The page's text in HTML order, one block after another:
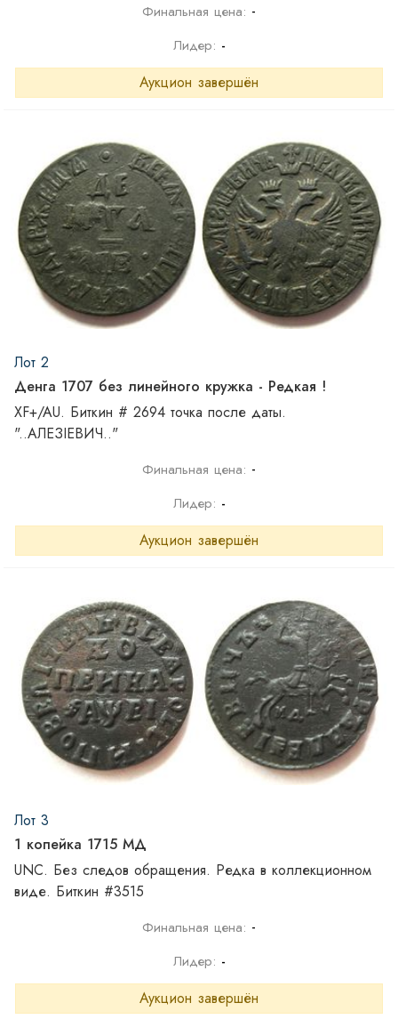
Финальная цена: -
Лидер: -
Аукцион завершён
Лот 2
Денга 1707 без линейного кружка - Редкая !
XF+/AU. Биткин # 2694 точка после даты.
"..АЛЕЗIEВИЧ.."
Финальная цена: -
Лидер: -
Аукцион завершён
Лот 3
1 копейка 1715 МД
UNC. Без следов обращения. Редка в коллекционном
виде. Биткин #3515
Финальная цена: -
Лидер: -
Аукцион завершён